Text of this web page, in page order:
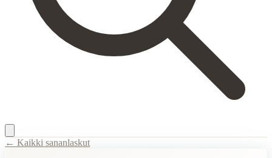
← Kaikki sananlaskut